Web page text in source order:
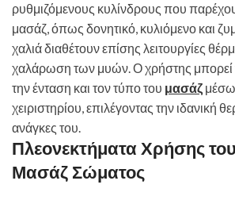
ρυθμιζόμενους κυλίνδρους που
μασάζ, όπως δονητικό, κυλιόμενο και
χαλιά διαθέτουν επίσης λειτουργίες
χαλάρωση των μυών. Ο χρήστης μπορεί
την ένταση και τον τύπο του μασάζ
χειριστηρίου, επιλέγοντας την ιδανική
ανάγκες του.
Πλεονεκτήματα Χρήσης
Μασάζ Σώματος